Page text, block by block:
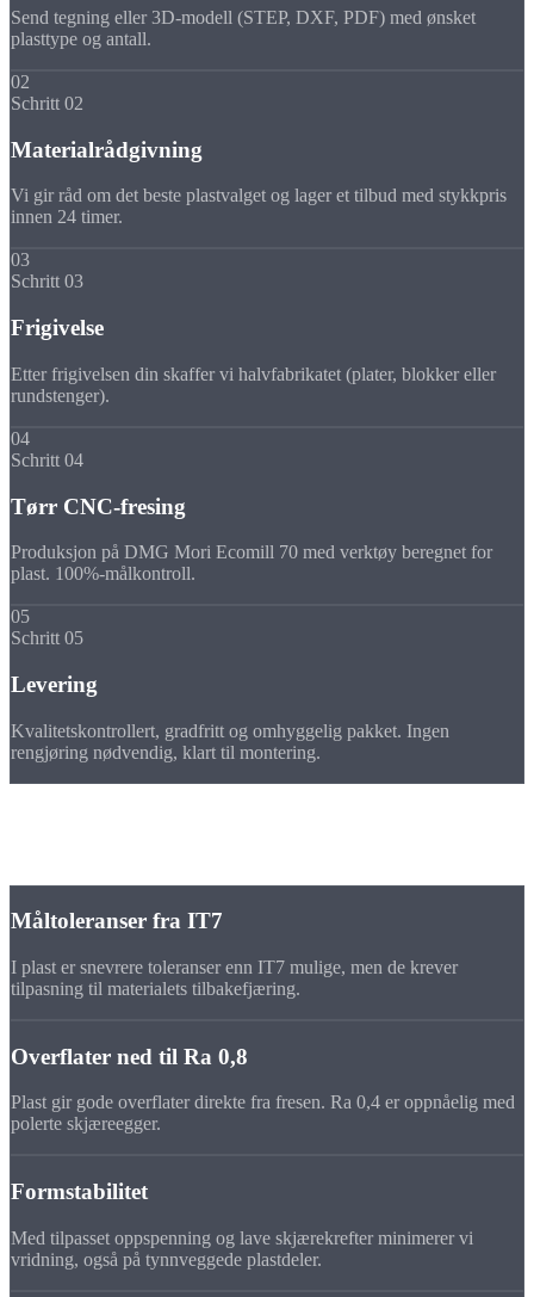
Send tegning eller 3D-modell (STEP, DXF, PDF) med ønsket
plasttype og antall.
02
Schritt 02
Materialrådgivning
Vi gir råd om det beste plastvalget og lager et tilbud med stykkpris
innen 24 timer.
03
Schritt 03
Frigivelse
Etter frigivelsen din skaffer vi halvfabrikatet (plater, blokker eller
rundstenger).
04
Schritt 04
Tørr CNC-fresing
Produksjon på DMG Mori Ecomill 70 med verktøy beregnet for
plast. 100%-målkontroll.
05
Schritt 05
Levering
Kvalitetskontrollert, gradfritt og omhyggelig pakket. Ingen
rengjøring nødvendig, klart til montering.
Måltoleranser fra IT7
I plast er snevrere toleranser enn IT7 mulige, men de krever
tilpasning til materialets tilbakefjæring.
Overflater ned til Ra 0,8
Plast gir gode overflater direkte fra fresen. Ra 0,4 er oppnåelig med
polerte skjæreegger.
Formstabilitet
Med tilpasset oppspenning og lave skjærekrefter minimerer vi
vridning, også på tynnveggede plastdeler.